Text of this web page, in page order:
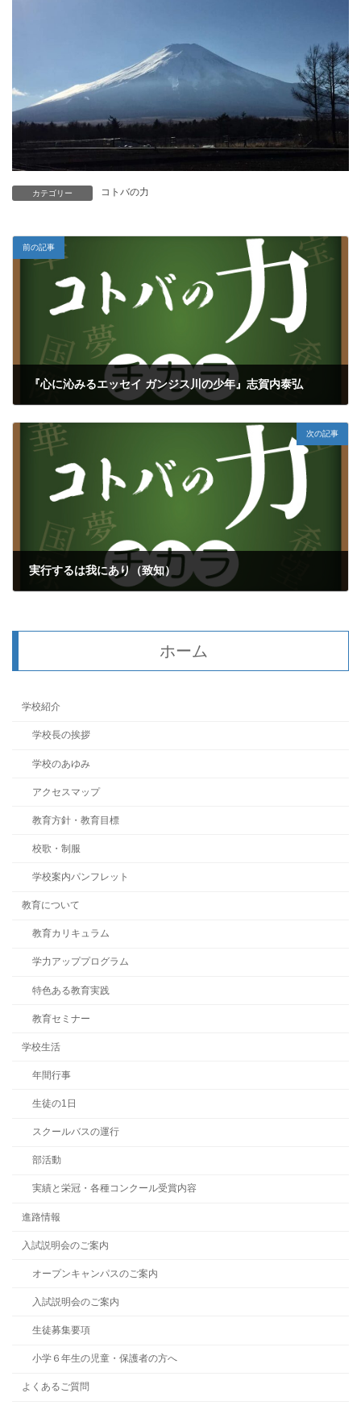
カテゴリー コトバの力
前の記事
『心に沁みるエッセイ ガンジス川の少年』志賀内泰弘
次の記事
実行するは我にあり（致知）
ホーム
学校紹介
学校長の挨拶
学校のあゆみ
アクセスマップ
教育方針・教育目標
校歌・制服
学校案内パンフレット
教育について
教育カリキュラム
学力アッププログラム
特色ある教育実践
教育セミナー
学校生活
年間行事
生徒の1日
スクールバスの運行
部活動
実績と栄冠・各種コンクール受賞内容
進路情報
入試説明会のご案内
オープンキャンパスのご案内
入試説明会のご案内
生徒募集要項
小学６年生の児童・保護者の方へ
よくあるご質問